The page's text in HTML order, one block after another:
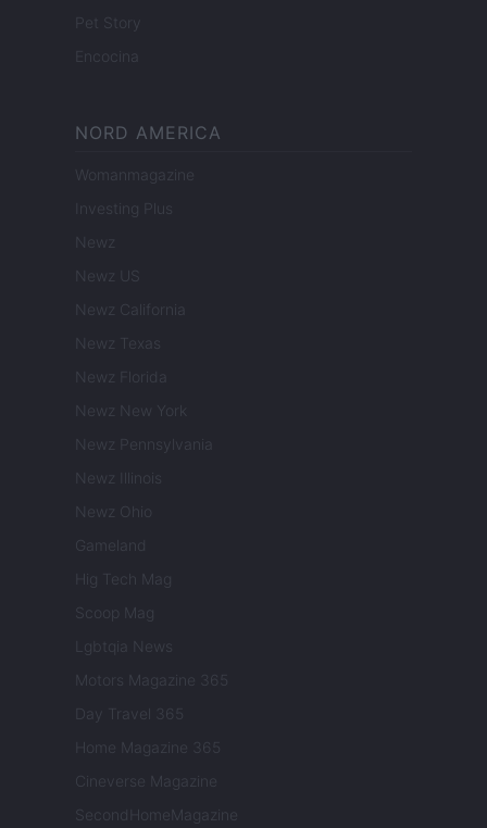
Pet Story
Encocina
NORD AMERICA
Womanmagazine
Investing Plus
Newz
Newz US
Newz California
Newz Texas
Newz Florida
Newz New York
Newz Pennsylvania
Newz Illinois
Newz Ohio
Gameland
Hig Tech Mag
Scoop Mag
Lgbtqia News
Motors Magazine 365
Day Travel 365
Home Magazine 365
Cineverse Magazine
SecondHomeMagazine